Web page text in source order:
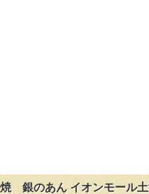
焼 銀のあん イオンモール